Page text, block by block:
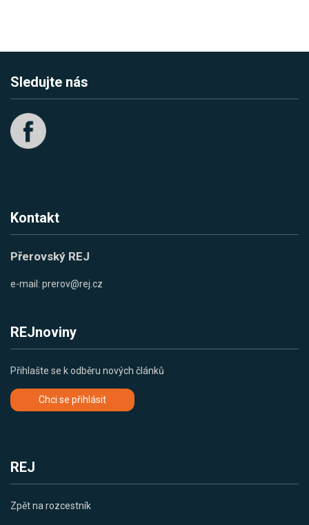
Sledujte nás
Kontakt
Přerovský REJ
e-mail: prerov@rej.cz
REJnoviny
Přihlašte se k odběru nových článků
Chci se přihlásit
REJ
Zpět na rozcestník